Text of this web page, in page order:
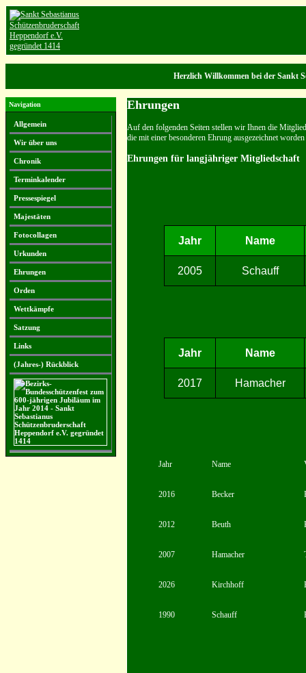
Herzlich Willkommen bei der Sankt
Navigation
Allgemein
Wir über uns
Chronik
Terminkalender
Pressespiegel
Majestäten
Fotocollagen
Urkunden
Ehrungen
Orden
Wettkämpfe
Satzung
Links
(Jahres-) Rückblick
Ehrungen
Auf den folgenden Seiten stellen wir Ihnen die
die mit einer besonderen Ehrung ausgezeichnet
Ehrungen für langjähriger Mitgliedschaft
Jahr Name
2005 Schauff
Jahr Name
2017 Hamacher
Jahr Name
2016 Becker
2012 Beuth
2007 Hamacher
2026 Kirchhoff
1990 Schauff